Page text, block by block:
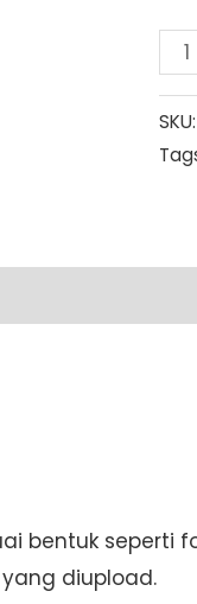
Baki
Segi
33
(S-
SKU:
bentuk seperti
diupload.